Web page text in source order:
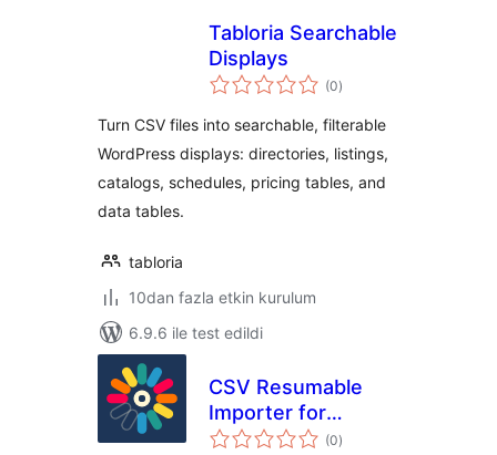
Tabloria Searchable
Displays
(0toplam
puan
)
Turn CSV files into searchable, filterable
WordPress displays: directories, listings,
catalogs, schedules, pricing tables, and
data tables.
tabloria
10dan fazla etkin kurulum
6.9.6 ile test edildi
CSV Resumable
Importer for
Tainacan
(0toplam
puan
)